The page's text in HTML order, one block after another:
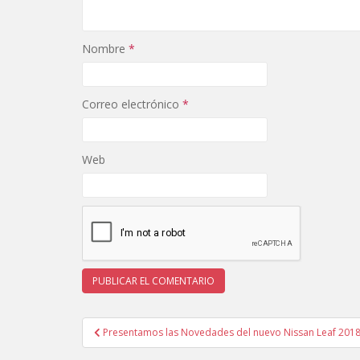
Nombre *
Correo electrónico *
Web
Navegación
de
Presentamos las Novedades del nuevo Nissan Leaf 2018